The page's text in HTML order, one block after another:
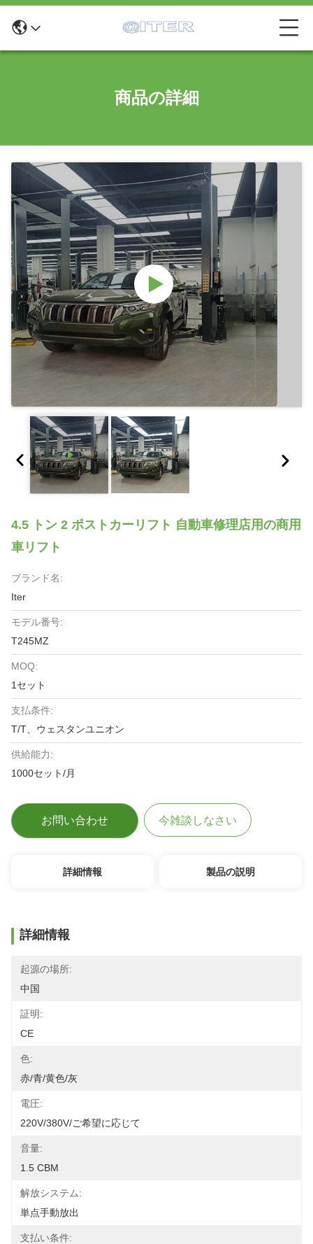
商品の詳細
4.5 トン 2 ポストカーリフト 自動車修理店用の商用
車リフト
ブランド名:
Iter
モデル番号:
T245MZ
MOQ:
1セット
支払条件:
T/T、ウェスタンユニオン
供給能力:
1000セット/月
お問い合わせ 今雑談しなさい
詳細情報 製品の説明
詳細情報
起源の場所:
中国
証明:
CE
色:
赤/青/黄色/灰
電圧:
220V/380V/ご希望に応じて
音量:
1.5 CBM
解放システム:
単点手動放出
支払い条件: